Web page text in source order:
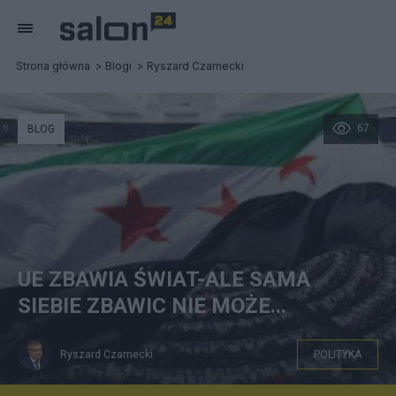
Strona główna Blogi Ryszard Czarnecki
67
BLOG
UE ZBAWIA ŚWIAT-ALE SAMA
SIEBIE ZBAWIC NIE MOŻE...
Ryszard Czarnecki POLITYKA